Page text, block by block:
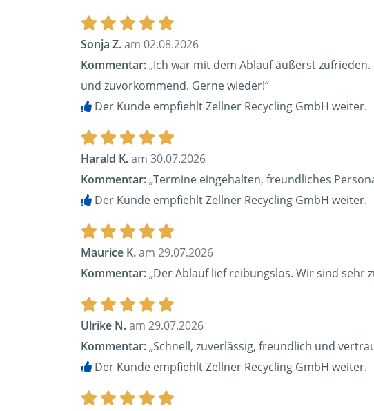
Sonja Z.am 02.08.2026
Kommentar:„Ich war mit dem Ablauf äußerst
und zuvorkommend. Gerne wieder!“
Der Kunde empfiehlt Zellner Recycling GmbH weiter.
Harald K.am 30.07.2026
Kommentar:„Termine eingehalten, freundliches
Der Kunde empfiehlt Zellner Recycling GmbH weiter.
Maurice K.am 29.07.2026
Kommentar:„Der Ablauf lief reibungslos. Wir sind sehr
Ulrike N.am 29.07.2026
Kommentar:„Schnell, zuverlässig, freundlich und
Der Kunde empfiehlt Zellner Recycling GmbH weiter.